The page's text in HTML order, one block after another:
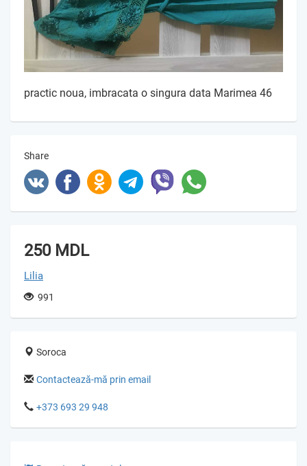
practic noua, imbracata o singura data Marimea 46
Share
250 MDL
Lilia
991
Soroca
Contactează-mă prin email
+373 693 29 948